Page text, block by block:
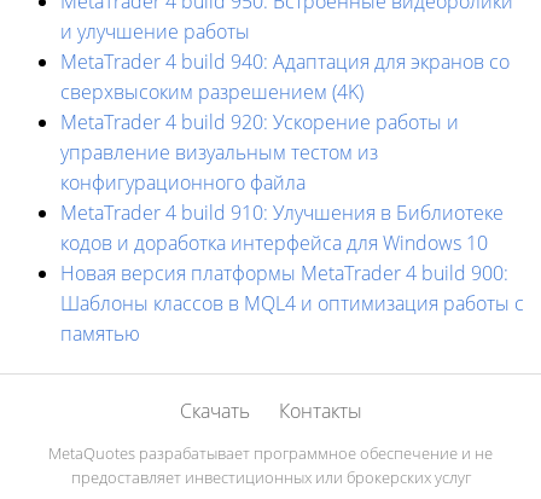
и улучшение работы
MetaTrader 4 build 940: Адаптация для экранов со
сверхвысоким разрешением (4K)
MetaTrader 4 build 920: Ускорение работы и
управление визуальным тестом из
конфигурационного файла
MetaTrader 4 build 910: Улучшения в Библиотеке
кодов и доработка интерфейса для Windows 10
Новая версия платформы MetaTrader 4 build 900:
Шаблоны классов в MQL4 и оптимизация работы с
памятью
Скачать Контакты
MetaQuotes разрабатывает программное обеспечение и не
предоставляет инвестиционных или брокерских услуг